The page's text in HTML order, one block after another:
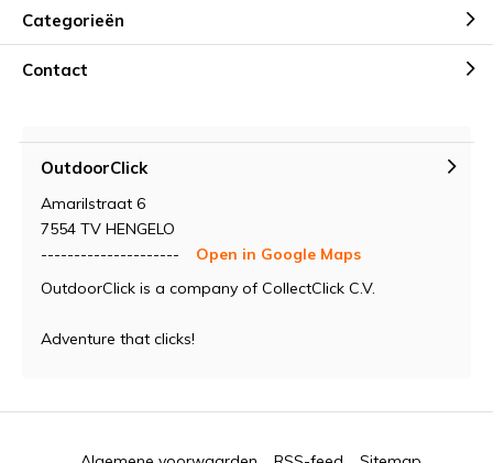
Categorieën
Contact
OutdoorClick
Amarilstraat 6
7554 TV HENGELO
---------------------
Open in Google Maps
OutdoorClick is a company of CollectClick C.V.
Adventure that clicks!